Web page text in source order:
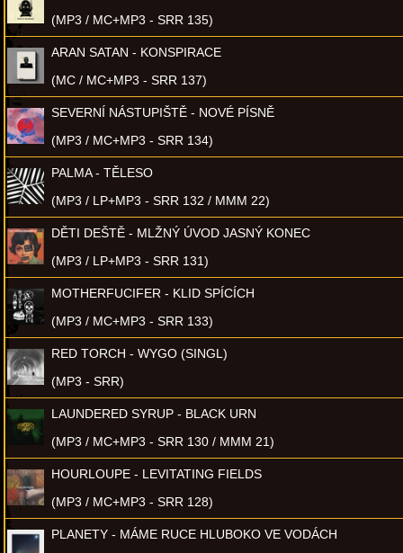
(MP3 / MC+MP3 - SRR 135)
ARAN SATAN - KONSPIRACE
(MC / MC+MP3 - SRR 137)
SEVERNÍ NÁSTUPIŠTĚ - NOVÉ PÍSNĚ
(MP3 / MC+MP3 - SRR 134)
PALMA - TĚLESO
(MP3 / LP+MP3 - SRR 132 / MMM 22)
DĚTI DEŠTĚ - MLŽNÝ ÚVOD JASNÝ KONEC
(MP3 / LP+MP3 - SRR 131)
MOTHERFUCIFER - KLID SPÍCÍCH
(MP3 / MC+MP3 - SRR 133)
RED TORCH - WYGO (SINGL)
(MP3 - SRR)
LAUNDERED SYRUP - BLACK URN
(MP3 / MC+MP3 - SRR 130 / MMM 21)
HOURLOUPE - LEVITATING FIELDS
(MP3 / MC+MP3 - SRR 128)
PLANETY - MÁME RUCE HLUBOKO VE VODÁCH